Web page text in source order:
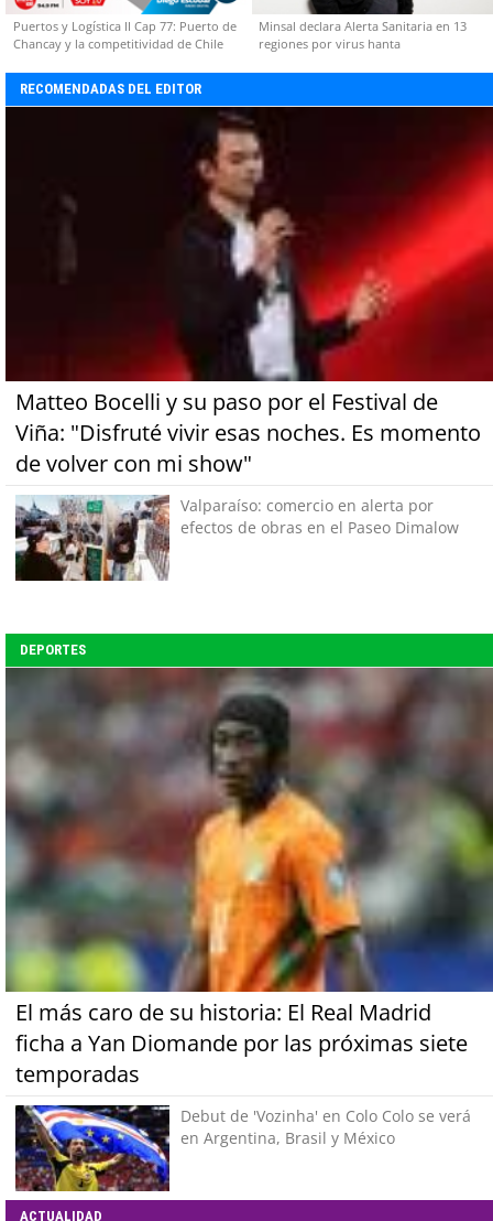
Puertos y Logística II Cap 77: Puerto de
Chancay y la competitividad de Chile
Minsal declara Alerta Sanitaria en 13
regiones por virus hanta
RECOMENDADAS DEL EDITOR
Matteo Bocelli y su paso por el Festival de
Viña: "Disfruté vivir esas noches. Es momento
de volver con mi show"
Valparaíso: comercio en alerta por
efectos de obras en el Paseo Dimalow
DEPORTES
El más caro de su historia: El Real Madrid
ficha a Yan Diomande por las próximas siete
temporadas
Debut de 'Vozinha' en Colo Colo se verá
en Argentina, Brasil y México
ACTUALIDAD